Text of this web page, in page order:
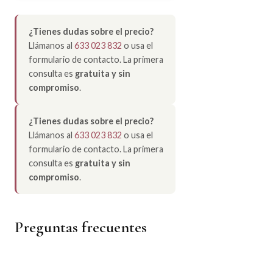
¿Tienes dudas sobre el precio?
Llámanos al 633 023 832 o usa el
formulario de contacto. La primera
consulta es gratuita y sin
compromiso.
¿Tienes dudas sobre el precio?
Llámanos al 633 023 832 o usa el
formulario de contacto. La primera
consulta es gratuita y sin
compromiso.
Preguntas frecuentes